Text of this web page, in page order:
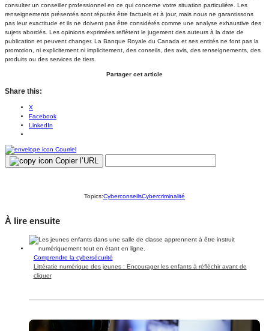
consulter un conseiller professionnel en ce qui concerne votre situation particulière. Les
renseignements présentés sont réputés être factuels et à jour, mais nous ne garantissons
pas leur exactitude et ils ne doivent pas être considérés comme une analyse exhaustive des
sujets abordés. Les opinions exprimées reflètent le jugement des auteurs à la date de
publication et peuvent changer. La Banque Royale du Canada et ses entités ne font pas la
promotion, ni explicitement ni implicitement, des conseils, des avis, des renseignements, des
produits ou des services de tiers.
Partager cet article
Share this:
X
Facebook
LinkedIn
Courriel
Copier l’URL
Topics:CyberconseilsCybercriminalité
À lire ensuite
Comprendre la cybersécurité
Littératie numérique des jeunes : Encourager les enfants à réfléchir avant de
cliquer